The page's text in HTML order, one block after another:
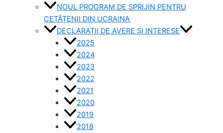
NOUL PROGRAM DE SPRIJIN PENTRU
CETĂȚENII DIN UCRAINA
DECLARAȚII DE AVERE ȘI INTERESE
2025
2024
2023
2022
2021
2020
2019
2018